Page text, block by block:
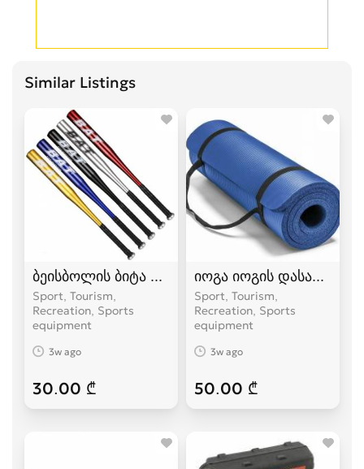
Similar Listings
ბეისბოლის ბიტა bita
Sport, Tourism,
Recreation, Sports
equipment
3w ago
30.00 ₾
იოგა იოგის დასაფენი
Sport, Tourism,
Recreation, Sports
equipment
3w ago
50.00 ₾